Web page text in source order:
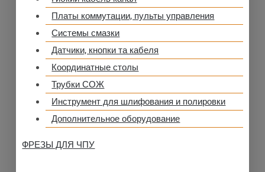
Платы коммутации, пульты управления
Системы смазки
Датчики, кнопки та кабеля
Координатные столы
Трубки СОЖ
Инструмент для шлифования и полировки
Дополнительное оборудование
ФРЕЗЫ ДЛЯ ЧПУ